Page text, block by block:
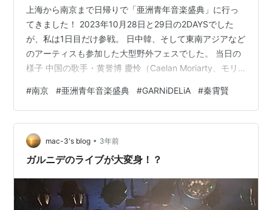
上海から南京まで日帰りで「亜洲青年音楽盛典」に行っ
てきました！ 2023年10月28日と29日の2DAYSでした
が、私は1日目だけ参戦。 日中韓、そして東南アジアなど
のアーティスも参加した大型野外フェスでした。 当日の
様子 中国の歌手・黄誉博 慶怜（Caelan Moriarty、モリ
琳凱 そしてトリは黄子韬 会場には企業ブースもたくさ
ん！カルビーも出店 当日の様子 会場は南京市幕府山の五
馬渡埠頭の広場で開催。 すぐ横を長江が流れています。
会場近くはバスも通行止めになっていて、地下鉄→バス
を乗り継いだ後、会場まで1キロちょっと…
#南京 #亜洲青年音楽盛典 #GARNiDELiA #秦霄賢
mac-3's blog • 3年前
ガルニデのライブが大変身！？